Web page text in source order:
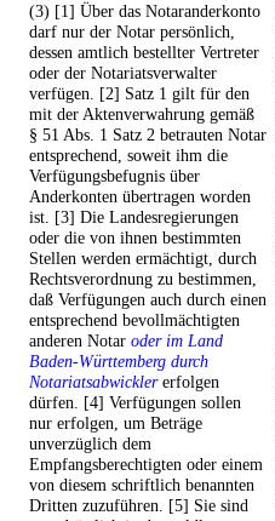
(3) [1] Über das Notaranderkonto
darf nur der Notar persönlich,
dessen amtlich bestellter Vertreter
oder der Notariatsverwalter
verfügen. [2] Satz 1 gilt für den
mit der Aktenverwahrung gemäß
§ 51 Abs. 1 Satz 2 betrauten Notar
entsprechend, soweit ihm die
Verfügungsbefugnis über
Anderkonten übertragen worden
ist. [3] Die Landesregierungen
oder die von ihnen bestimmten
Stellen werden ermächtigt, durch
Rechtsverordnung zu bestimmen,
daß Verfügungen auch durch einen
entsprechend bevollmächtigten
anderen Notar oder im Land
Baden-Württemberg durch
Notariatsabwicklererfolgen
dürfen. [4] Verfügungen sollen
nur erfolgen, um Beträge
unverzüglich dem
Empfangsberechtigten oder einem
von diesem schriftlich benannten
Dritten zuzuführen. [5] Sie sind